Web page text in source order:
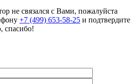
не связался с Вами, пожалуйста
+7 (499) 653-58-25 и подтвердите
спасибо!